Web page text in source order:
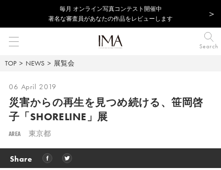
毎⽉ オンライン写真コンテスト開催中
著名な審査員があなたの作品をレビューします
Search
TOP NEWS 展覧会
06 April 2019
災害からの再生を見つめ続ける、笹岡啓
子「SHORELINE」展
AREA 東京都
Share